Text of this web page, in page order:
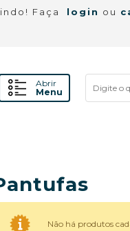
Faça login ou
Abrir
Menu
Não há produtos